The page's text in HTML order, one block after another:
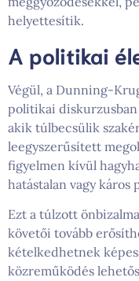
helyettesítik.
A politikai
Végül, a Dunning-
politikai
akik túlbecsülik
leegyszerűsített
figyelmen kívül
hatástalan vagy
Ezt a túlzott
követői tovább
kételkedhetnek
közreműködés